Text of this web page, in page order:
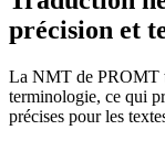
précision et
La NMT de PROMT
terminologie, ce qui
précises pour les